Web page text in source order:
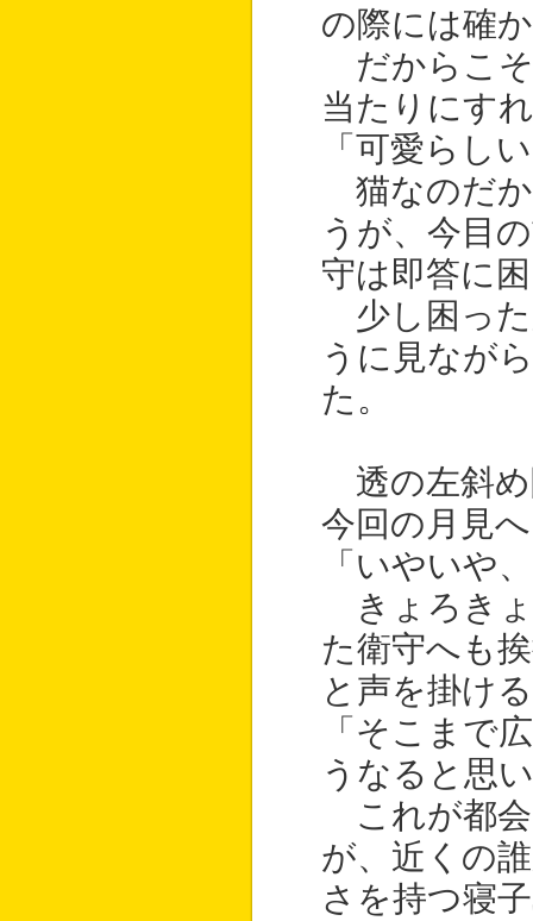
の際には確
だからこそ
当たりにす
「可愛らし
猫なのだか
うが、今目
守は即答に
少し困った
うに見なが
た。
透の左斜め
今回の月見
「いやいや
きょろきょ
た衛守へも
と声を掛け
「そこまで
うなると思
これが都会
が、近くの
さを持つ寝